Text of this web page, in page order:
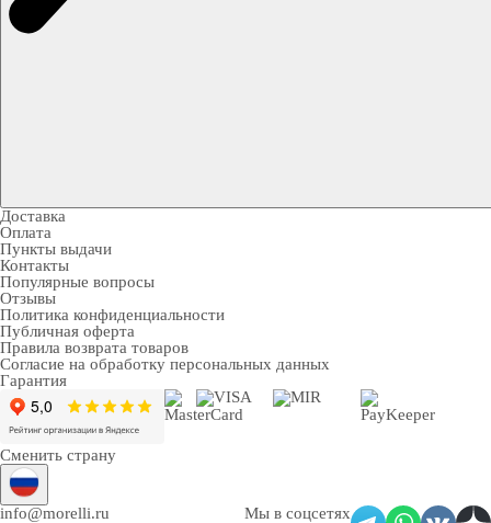
Доставка
Оплата
Пункты выдачи
Контакты
Популярные вопросы
Отзывы
Политика конфиденциальности
Публичная оферта
Правила возврата товаров
Согласие на обработку персональных данных
Гарантия
Сменить страну
info@morelli.ru
Мы в соцсетях